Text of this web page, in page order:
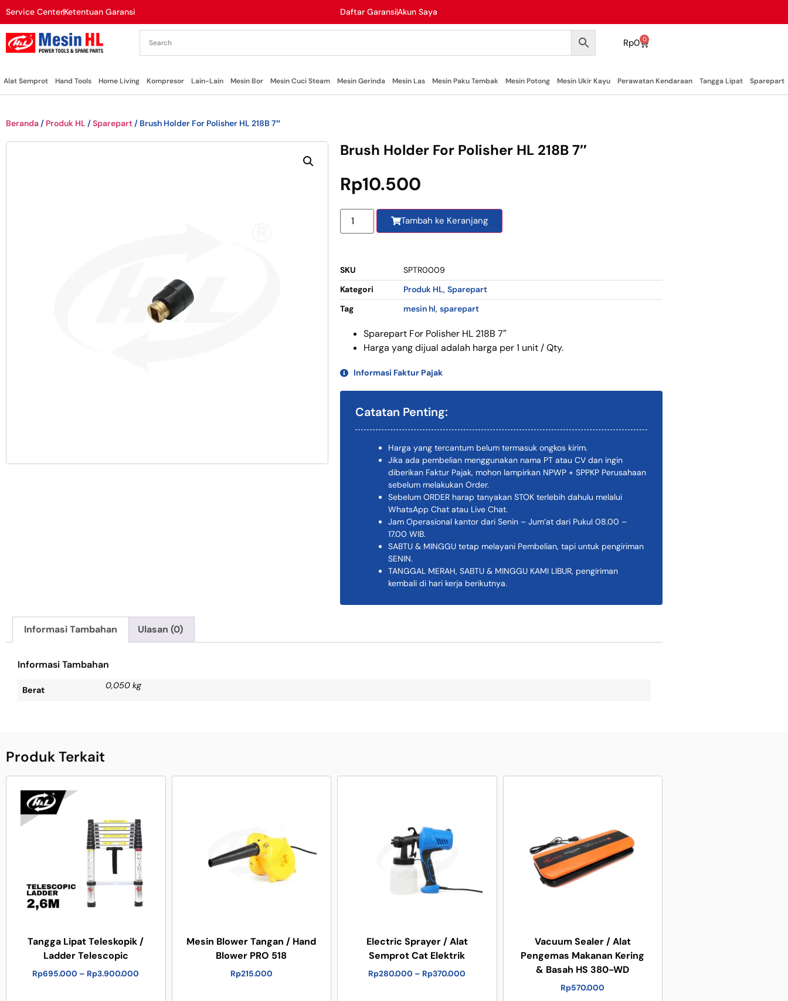
Service CenterKetentuan Garansi Daftar GaransiAkun Saya
Rp0 0
Alat Semprot Hand Tools Home Living Kompresor Lain-Lain Mesin Bor Mesin Cuci Steam Mesin Gerinda Mesin Las Mesin Paku Tembak Mesin Potong Mesin Ukir Kayu Perawatan Kendaraan Tangga Lipat Sparepart
Beranda / Produk HL /Sparepart / Brush Holder For Polisher HL 218B 7″
Brush Holder For Polisher HL 218B 7″
Rp10.500
Tambah ke Keranjang
SKU
SPTR0009
Kategori
Produk HL, Sparepart
Tag
mesin hl, sparepart
Sparepart For Polisher HL 218B 7″
Harga yang dijual adalah harga per 1 unit / Qty.
Informasi Faktur Pajak
Catatan Penting:
Harga yang tercantum belum termasuk ongkos kirim.
Jika ada pembelian menggunakan nama PT atau CV dan ingin
diberikan Faktur Pajak, mohon lampirkan NPWP + SPPKP Perusahaan
sebelum melakukan Order.
Sebelum ORDER harap tanyakan STOK terlebih dahulu melalui
WhatsApp Chat atau Live Chat.
Jam Operasional kantor dari Senin – Jum’at dari Pukul 08.00 –
17.00 WIB.
SABTU & MINGGU tetap melayani Pembelian, tapi untuk pengiriman
SENIN.
TANGGAL MERAH, SABTU & MINGGU KAMI LIBUR, pengiriman
kembali di hari kerja berikutnya.
Informasi Tambahan Ulasan (0)
Informasi Tambahan
Berat 0,050 kg
Produk Terkait
Tangga Lipat Teleskopik /
Ladder Telescopic
Rp695.000 – Rp3.900.000
Mesin Blower Tangan / Hand
Blower PRO 518
Rp215.000
Electric Sprayer / Alat
Semprot Cat Elektrik
Rp280.000 – Rp370.000
Vacuum Sealer / Alat
Pengemas Makanan Kering
& Basah HS 380-WD
Rp570.000